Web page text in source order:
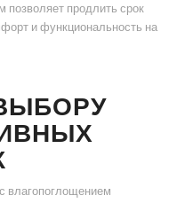
продлить срок
и функциональность на
влагопоглощением